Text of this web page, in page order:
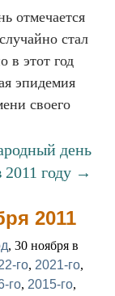
отмечается
стал
в этот год
эпидемия
своего
день
году →
2011
, 30 ноября в
го, 2021-го,
го, 2015-го,